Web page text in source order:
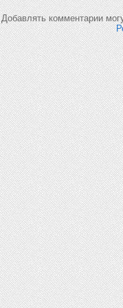
Добавлять комментарии